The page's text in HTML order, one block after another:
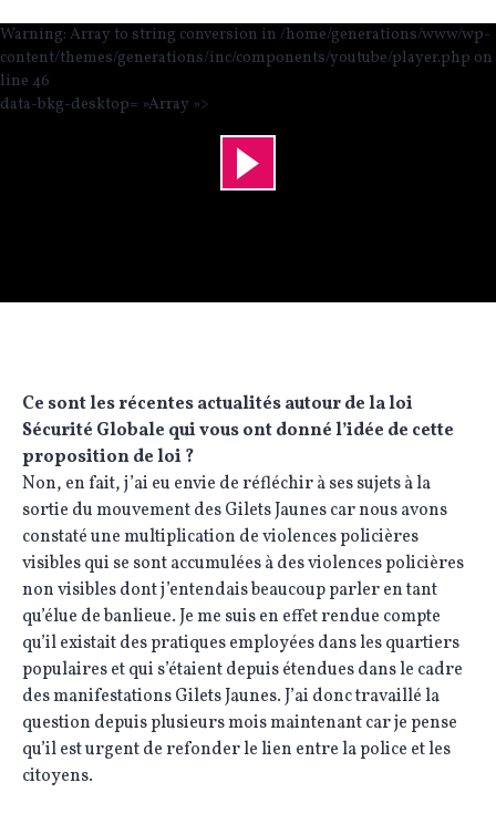
Warning: Array to string conversion in /home/generations/www/wp-
content/themes/generations/inc/components/youtube/player.php on
line 46
data-bkg-desktop= »Array »>
Ce sont les récentes actualités autour de la loi
Sécurité Globale qui vous ont donné l’idée de cette
proposition de loi ?
Non, en fait, j’ai eu envie de réfléchir à ses sujets à la
sortie du mouvement des Gilets Jaunes car nous avons
constaté une multiplication de violences policières
visibles qui se sont accumulées à des violences policières
non visibles dont j’entendais beaucoup parler en tant
qu’élue de banlieue. Je me suis en effet rendue compte
qu’il existait des pratiques employées dans les quartiers
populaires et qui s’étaient depuis étendues dans le cadre
des manifestations Gilets Jaunes. J’ai donc travaillé la
question depuis plusieurs mois maintenant car je pense
qu’il est urgent de refonder le lien entre la police et les
citoyens.